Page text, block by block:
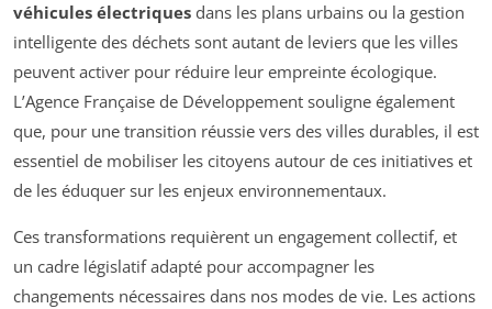
véhicules électriques dans les plans urbains ou la gestion
intelligente des déchets sont autant de leviers que les villes
peuvent activer pour réduire leur empreinte écologique.
L’Agence Française de Développement souligne également
que, pour une transition réussie vers des villes durables, il est
essentiel de mobiliser les citoyens autour de ces initiatives et
de les éduquer sur les enjeux environnementaux.
Ces transformations requièrent un engagement collectif, et
un cadre législatif adapté pour accompagner les
changements nécessaires dans nos modes de vie. Les actions